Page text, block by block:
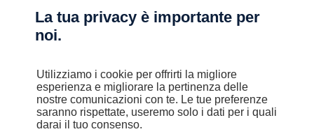
La tua privacy è importante per
noi.
Utilizziamo i cookie per offrirti la migliore
esperienza e migliorare la pertinenza delle
nostre comunicazioni con te. Le tue preferenze
saranno rispettate, useremo solo i dati per i quali
darai il tuo consenso.